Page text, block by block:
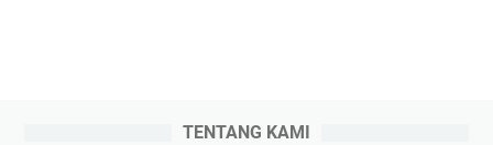
TENTANG KAMI